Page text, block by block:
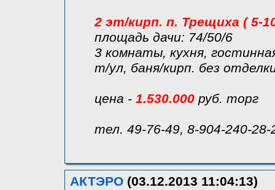
2 эт/кирп. п. Трещиха ( 5-
площадь дачи: 74/50/6
3 комнаты, кухня,
т/ул, баня/кирп. без
цена - 1.530.000 руб. торг
тел. 49-76-49, 8-904-240-28-
АКТЭРО (03.12.2013 11:04:13)